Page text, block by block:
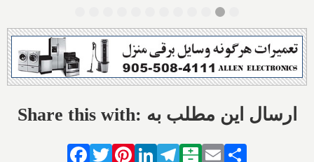
Share this with: ارسال این مطلب به
Facebook
TwitterPinterestLinkedIn
Telegram
Balatarin
Email